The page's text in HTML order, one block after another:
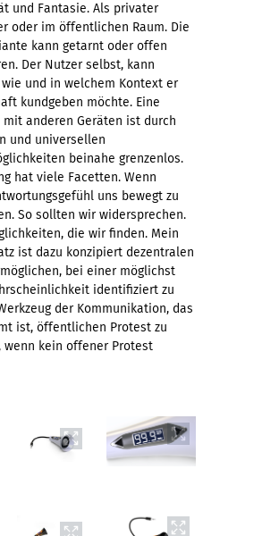
und Fantasie. Als privater
oder im öffentlichen Raum. Die
kann getarnt oder offen
Der Nutzer selbst, kann
und in welchem Kontext er
kundgeben möchte. Eine
anderen Geräten ist durch
und universellen
beinahe grenzenlos.
hat viele Facetten. Wenn
uns bewegt zu
So sollten wir widersprechen.
die wir finden. Mein
ist dazu konzipiert dezentralen
bei einer möglichst
identifiziert zu
der Kommunikation, das
ist, öffentlichen Protest zu
wenn kein offener Protest